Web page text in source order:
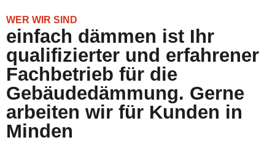
WER WIR SIND
einfach dämmen ist Ihr
qualifizierter und erfahrener
Fachbetrieb für die
Gebäudedämmung. Gerne
arbeiten wir für Kunden in
Minden